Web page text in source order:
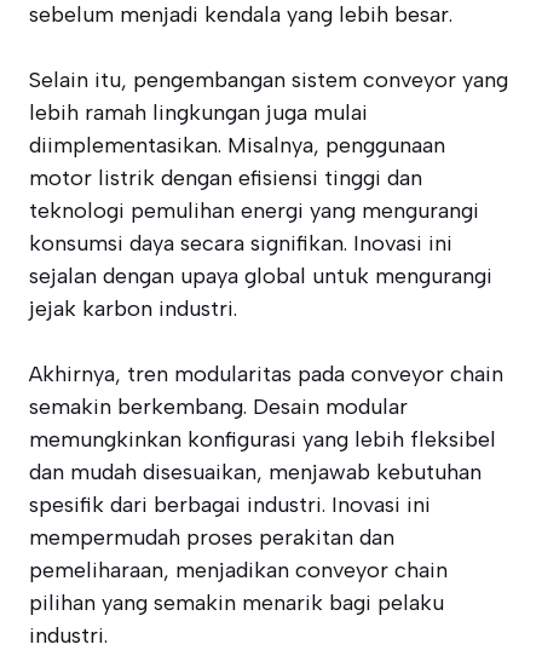
sebelum menjadi kendala yang lebih besar.
Selain itu, pengembangan sistem conveyor yang
lebih ramah lingkungan juga mulai
diimplementasikan. Misalnya, penggunaan
motor listrik dengan efisiensi tinggi dan
teknologi pemulihan energi yang mengurangi
konsumsi daya secara signifikan. Inovasi ini
sejalan dengan upaya global untuk mengurangi
jejak karbon industri.
Akhirnya, tren modularitas pada conveyor chain
semakin berkembang. Desain modular
memungkinkan konfigurasi yang lebih fleksibel
dan mudah disesuaikan, menjawab kebutuhan
spesifik dari berbagai industri. Inovasi ini
mempermudah proses perakitan dan
pemeliharaan, menjadikan conveyor chain
pilihan yang semakin menarik bagi pelaku
industri.